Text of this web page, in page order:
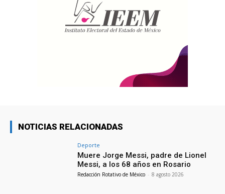
NOTICIAS RELACIONADAS
Deporte
Muere Jorge Messi, padre de Lionel
Messi, a los 68 años en Rosario
Redacción Rotativo de México - 8 agosto 2026